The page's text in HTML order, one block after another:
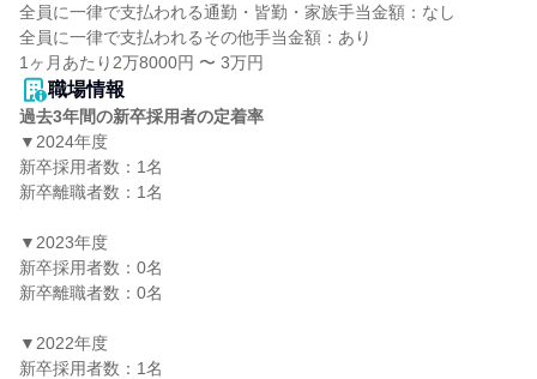
全員に一律で支払われる通勤・皆勤・家族手当金額：なし
全員に一律で支払われるその他手当金額：あり
職場情報
過去3年間の新卒採用者の定着率
▼2024年度
新卒採用者数：1名
新卒離職者数：1名
▼2023年度
新卒採用者数：0名
新卒離職者数：0名
▼2022年度
新卒採用者数：1名